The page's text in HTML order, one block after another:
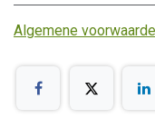
Algemene